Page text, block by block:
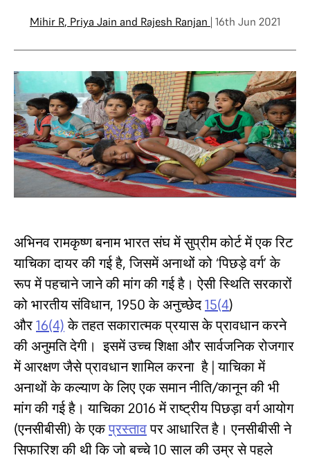
Mihir R, Priya Jain and Rajesh Ranjan | 16th Jun 2021
अभिनव रामकृष्ण बनाम भारत संघ में सुप्रीम कोर्ट में एक रिट
याचिका दायर की गई है, जिसमें अनाथों को ‘पिछड़े वर्ग’ के
रूप में पहचाने जाने की मांग की गई है। ऐसी स्थिति सरकारों
को भारतीय संविधान, 1950 के अनुच्छेद15(4)
और16(4)के तहत सकारात्मक प्रयास के प्रावधान करने
की अनुमति देगी। इसमें उच्च शिक्षा और सार्वजनिक रोजगार
में आरक्षण जैसे प्रावधान शामिल करना है | याचिका में
अनाथों के कल्याण के लिए एक समान नीति/कानून की भी
मांग की गई है। याचिका 2016 में राष्ट्रीय पिछड़ा वर्ग आयोग
(एनसीबीसी) के एकप्रस्तावपर आधारित है। एनसीबीसी ने
सिफारिश की थी कि जो बच्चे 10 साल की उम्र से पहले